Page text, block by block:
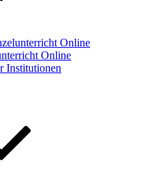
Online
Online
Institutionen